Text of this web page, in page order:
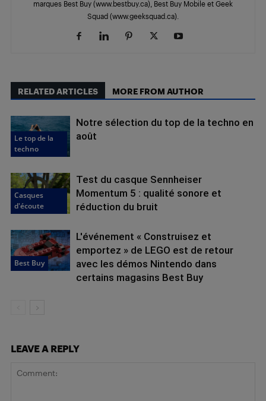
marques Best Buy (www.bestbuy.ca), Best Buy Mobile et Geek
Squad (www.geeksquad.ca).
RELATED ARTICLES MORE FROM AUTHOR
Le top de la
techno
Notre sélection du top de la techno en
août
Casques
d'écoute
Test du casque Sennheiser
Momentum 5 : qualité sonore et
réduction du bruit
Best Buy
L'événement « Construisez et
emportez » de LEGO est de retour
avec les démos Nintendo dans
certains magasins Best Buy
LEAVE A REPLY